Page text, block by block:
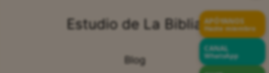
Estudio de La Biblia
Blog
APÓYANOS
Hazte miembro
CANAL
WhatsApp